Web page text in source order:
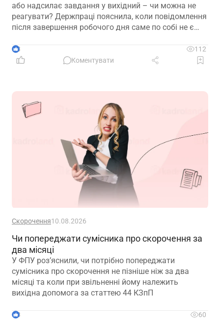
або надсилає завдання у вихідний – чи можна не
реагувати? Держпраці пояснила, коли повідомлення
після завершення робочого дня саме по собі не є
та виконувати роботу може свідчити про залучення
до роботи поза встановленим режимом
3
112
Коментувати
Скорочення10.08.2026
Чи попереджати сумісника про скорочення за
два місяці
У ФПУ роз’яснили, чи потрібно попереджати
сумісника про скорочення не пізніше ніж за два
місяці та коли при звільненні йому належить
вихідна допомога за статтею 44 КЗпП
3
60